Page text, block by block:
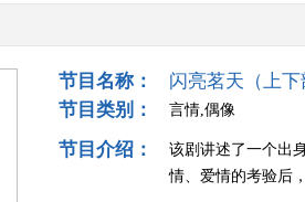
节目名称：
闪亮茗天（上下
节目类别：
言情,偶像
节目介绍：
该剧讲述了一个出
情、爱情的考验后